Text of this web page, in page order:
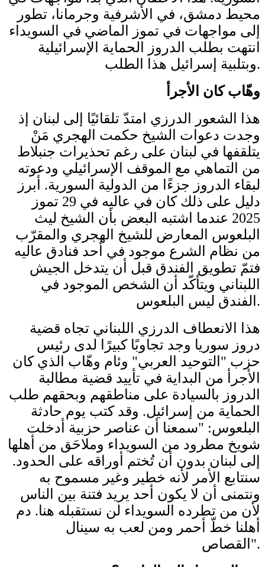
محيط دمشق، في الأشرفية وجرمانا، تطور
إلى مواجهات في تموز الماضي في السويداء
انتهت بطلب الدروز الحماية الإسرائيلية
وبتلبية إسرائيل هذا الطلب.
وهّاب كان الأجرأ
هذا الشعور الدرزي امتدّ تلقائيًا إلى لبنان إذ
وجدت دعوات الشيخ حكمت الهجري مَنْ
يتلقفها في لبنان على رغم تحذيرات جنبلاط
من التماهي مع الموقف الإسرائيلي ودعوته
لبقاء الدروز جزءًا من الدولية السورية. أبرز
دليل على ذلك كان في عاليه في 29 تموز
2025 عندما اشتبه البعض بأن الشيخ ليث
البلعوس المعارض للشيخ الهجري والمقرّب
من نظام الشرع موجود في أحد فنادق عاليه
فتمّ تطويق الفندق قبل أن يتدخل الجيش
اللبناني ويتأكّد أن الشخص الموجود في
الفندق ليس البلعوس.
هذا الانعطاف الدرزي اللبناني تجاه قضية
دروز سوريا وجد تجاوبًا كبيرًا لدى رئيس
حزب "التوحيد العربي" وئام وهّاب الذي كان
الأجرأ من البداية في تأييد قضية مطالبة
الدروز بالسيادة على مناطقهم وبحقهم طلب
الحماية من إسرائيل. وقد كتب يوم حادثة
البلعوس: "سمعنا أن عناصر حزبية أدخلت
شويخ مطرود من السويداء وملاحَق من أهلها
إلى لبنان بدون أن تُختم أوراقه على الحدود.
سنتابع الأمر لأنه خطير وغير مسموح به
ونتمنى أن لا يكون أحد يريد فتنة بين الناس
لأن من تطرده السويداء لن نستقبله هنا. دم
أهلنا خطّ أحمر ومن لعب به سينال
القصاص".